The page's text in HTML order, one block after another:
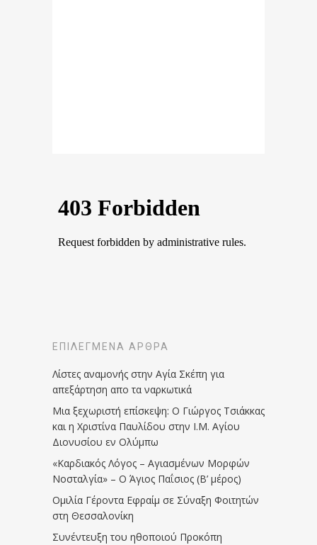
ΕΠΙΛΕΓΜΈΝΑ ΆΡΘΡΑ
Λίστες αναμονής στην Αγία Σκέπη για
απεξάρτηση απο τα ναρκωτικά
Μια ξεχωριστή επίσκεψη: Ο Γιώργος Τσιάκκας
και η Χριστίνα Παυλίδου στην Ι.Μ. Αγίου
Διονυσίου εν Ολύμπω
«Καρδιακός Λόγος – Αγιασμένων Μορφών
Νοσταλγία» – Ο Άγιος Παΐσιος (Β’ μέρος)
Ομιλία Γέροντα Εφραίμ σε Σύναξη Φοιτητών
στη Θεσσαλονίκη
Συνέντευξη του ηθοποιού Προκόπη